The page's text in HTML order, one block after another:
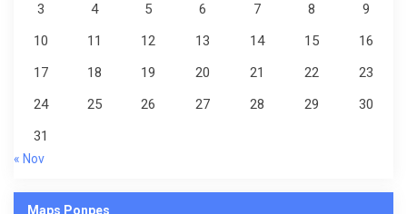
3
4 5 6 7 8
9
10
11 12 13 14 15
16
17
18 19 20 21 22
23
24
25 26 27 28 29
30
31
« Nov
Maps Ponpes